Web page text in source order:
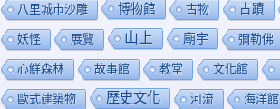
八里城市沙雕 博物館 古物 古蹟
妖怪 展覽 山上 廟宇 彌勒佛
心鮮森林 故事館 教堂 文化館
歐式建築物 歷史文化 河流 海洋館